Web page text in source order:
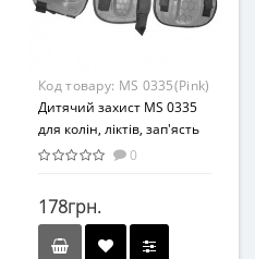
Код товару: MS 0335(Pink)
Дитячий захист MS 0335
для колін, ліктів, зап'ясть
(Рожевий)
0
178грн.